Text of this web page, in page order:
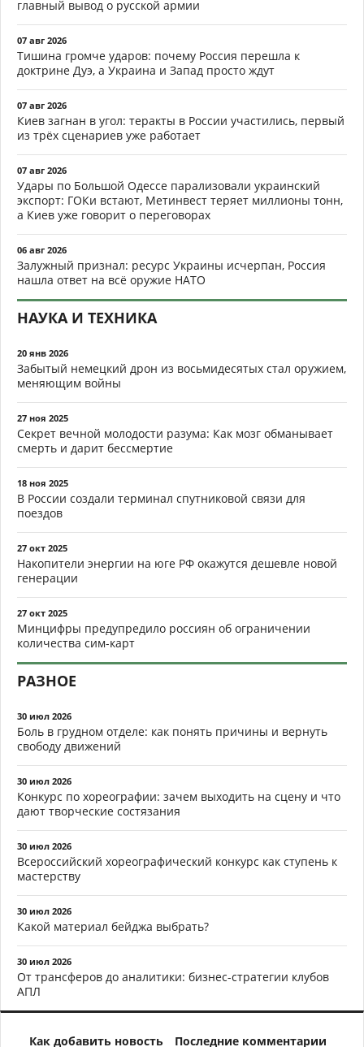
главный вывод о русской армии
07 авг 2026
Тишина громче ударов: почему Россия перешла к
доктрине Дуэ, а Украина и Запад просто ждут
07 авг 2026
Киев загнан в угол: теракты в России участились, первый
из трёх сценариев уже работает
07 авг 2026
Удары по Большой Одессе парализовали украинский
экспорт: ГОКи встают, Метинвест теряет миллионы тонн,
а Киев уже говорит о переговорах
06 авг 2026
Залужный признал: ресурс Украины исчерпан, Россия
нашла ответ на всё оружие НАТО
НАУКА И ТЕХНИКА
20 янв 2026
Забытый немецкий дрон из восьмидесятых стал оружием,
меняющим войны
27 ноя 2025
Секрет вечной молодости разума: Как мозг обманывает
смерть и дарит бессмертие
18 ноя 2025
В России создали терминал спутниковой связи для
поездов
27 окт 2025
Накопители энергии на юге РФ окажутся дешевле новой
генерации
27 окт 2025
Минцифры предупредило россиян об ограничении
количества сим-карт
РАЗНОЕ
30 июл 2026
Боль в грудном отделе: как понять причины и вернуть
свободу движений
30 июл 2026
Конкурс по хореографии: зачем выходить на сцену и что
дают творческие состязания
30 июл 2026
Всероссийский хореографический конкурс как ступень к
мастерству
30 июл 2026
Какой материал бейджа выбрать?
30 июл 2026
От трансферов до аналитики: бизнес-стратегии клубов
АПЛ
Как добавить новость Последние комментарии